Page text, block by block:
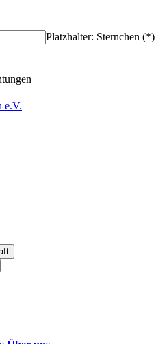
Platzhalter: Sternchen (*)
e.V.